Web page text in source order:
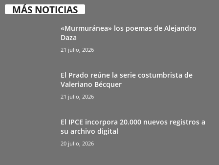
MÁS NOTICIAS
«Murmuránea» los poemas de Alejandro
Daza
21 julio, 2026
El Prado reúne la serie costumbrista de
Valeriano Bécquer
21 julio, 2026
El IPCE incorpora 20.000 nuevos registros a
su archivo digital
20 julio, 2026